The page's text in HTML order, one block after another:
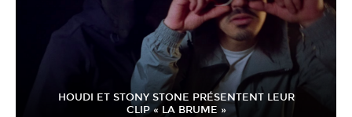
HOUDI ET STONY STONE PRÉSENTENT LEUR
CLIP « LA BRUME »